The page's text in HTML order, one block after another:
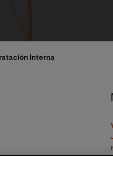
Internacionales celebra